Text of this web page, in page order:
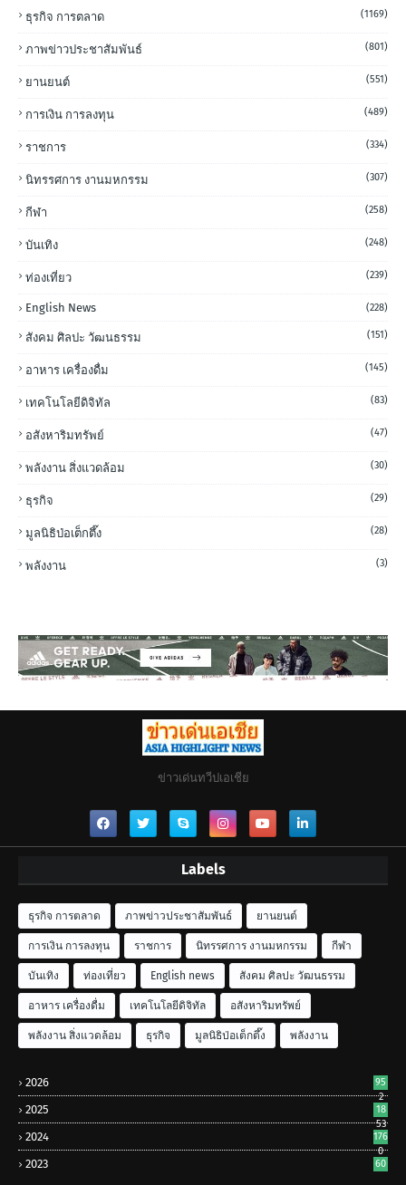
ธุรกิจ การตลาด (1169)
ภาพข่าวประชาสัมพันธ์ (801)
ยานยนต์ (551)
การเงิน การลงทุน (489)
ราชการ (334)
นิทรรศการ งานมหกรรม (307)
กีฬา (258)
บันเทิง (248)
ท่องเที่ยว (239)
English News (228)
สังคม ศิลปะ วัฒนธรรม (151)
อาหาร เครื่องดื่ม (145)
เทคโนโลยีดิจิทัล (83)
อสังหาริมทรัพย์ (47)
พลังงาน สิ่งแวดล้อม (30)
ธุรกิจ (29)
มูลนิธิป่อเต็กตึ๊ง (28)
พลังงาน (3)
ข่าวเด่นทวีปเอเชีย
Labels
ธุรกิจ การตลาด ภาพข่าวประชาสัมพันธ์ ยานยนต์
การเงิน การลงทุน ราชการ นิทรรศการ งานมหกรรม กีฬา
บันเทิง ท่องเที่ยว English news สังคม ศิลปะ วัฒนธรรม
อาหาร เครื่องดื่ม เทคโนโลยีดิจิทัล อสังหาริมทรัพย์
พลังงาน สิ่งแวดล้อม ธุรกิจ มูลนิธิป่อเต็กตึ๊ง พลังงาน
2026
95
2
2025
18
53
2024
176
0
2023 60